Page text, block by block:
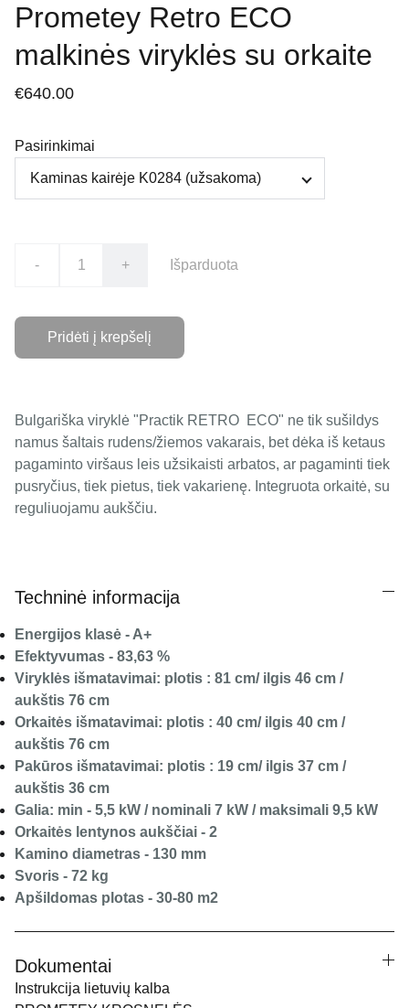
Prometey Retro ECO
malkinės viryklės su orkaite
€640.00
Pasirinkimai
- + Išparduota
Pridėti į krepšelį
Bulgariška viryklė "Practik RETRO ECO" ne tik sušildys
namus šaltais rudens/žiemos vakarais, bet dėka iš ketaus
pagaminto viršaus leis užsikaisti arbatos, ar pagaminti tiek
pusryčius, tiek pietus, tiek vakarienę. Integruota orkaitė, su
reguliuojamu aukščiu.
Techninė informacija
Energijos klasė - A+
Efektyvumas - 83,63 %
Viryklės išmatavimai: plotis : 81 cm/ ilgis 46 cm /
aukštis 76 cm
Orkaitės išmatavimai: plotis : 40 cm/ ilgis 40 cm /
aukštis 76 cm
Pakūros išmatavimai: plotis : 19 cm/ ilgis 37 cm /
aukštis 36 cm
Galia: min - 5,5 kW / nominali 7 kW / maksimali 9,5 kW
Orkaitės lentynos aukščiai - 2
Kamino diametras - 130 mm
Svoris - 72 kg
Apšildomas plotas - 30-80 m2
Dokumentai
Instrukcija lietuvių kalba